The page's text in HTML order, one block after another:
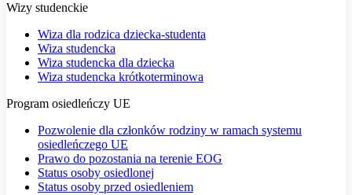
Wizy studenckie
Wiza dla rodzica dziecka-studenta
Wiza studencka
Wiza studencka dla dziecka
Wiza studencka krótkoterminowa
Program osiedleńczy UE
Pozwolenie dla członków rodziny w ramach systemu
osiedleńczego UE
Prawo do pozostania na terenie EOG
Status osoby osiedlonej
Status osoby przed osiedleniem